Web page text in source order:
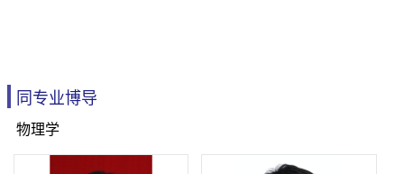
同专业博导
物理学